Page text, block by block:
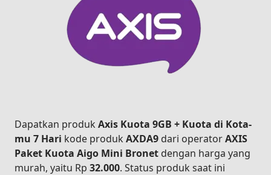
Dapatkan produk Axis Kuota 9GB + Kuota di Kota-
mu 7 Hari kode produk AXDA9 dari operatorAXIS
Paket Kuota Aigo Mini Bronet dengan harga yang
murah, yaitu Rp 32.000. Status produk saat ini